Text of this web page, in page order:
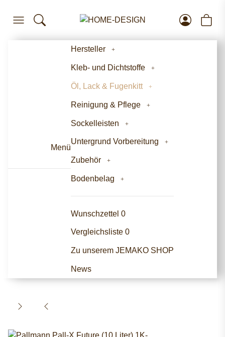
Menü
Hersteller
Kleb- und Dichtstoffe
Öl, Lack & Fugenkitt
Reinigung & Pflege
Sockelleisten
Untergrund Vorbereitung
Zubehör
Bodenbelag
Wunschzettel 0
Vergleichsliste 0
Zu unserem JEMAKO SHOP
News